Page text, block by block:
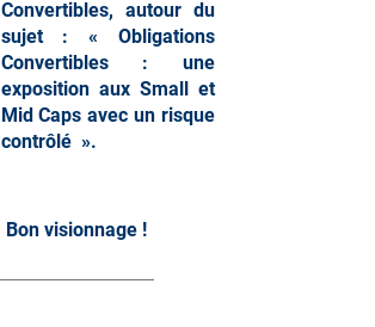
Convertibles, autour du
sujet : « Obligations
Convertibles : une
exposition aux Small et
Mid Caps avec un risque
contrôlé ».
Bon visionnage !